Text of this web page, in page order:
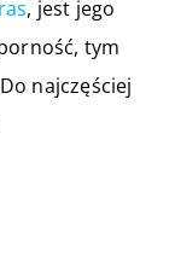
, jest jego
tym
najczęściej